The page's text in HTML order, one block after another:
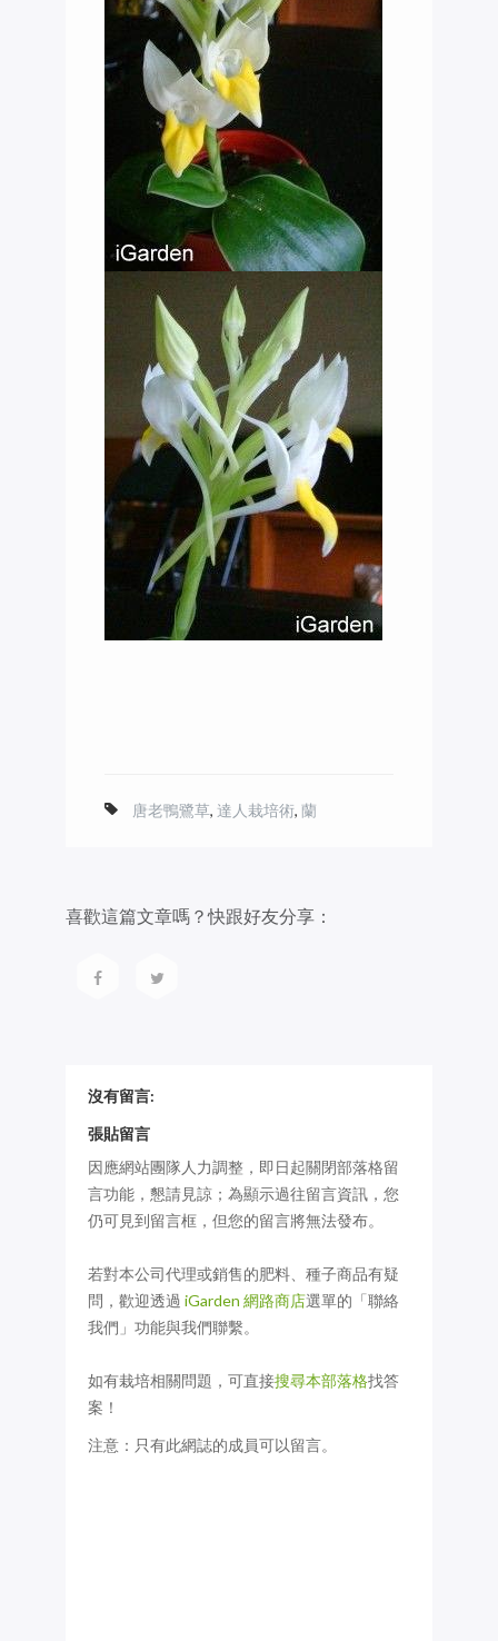
唐老鴨鷺草, 達人栽培術, 蘭
喜歡這篇文章嗎？快跟好友分享：
沒有留言:
張貼留言
因應網站團隊人力調整，即日起關閉部落格留
言功能，懇請見諒；為顯示過往留言資訊，您
仍可見到留言框，但您的留言將無法發布。
若對本公司代理或銷售的肥料、種子商品有疑
問，歡迎透過 iGarden 網路商店選單的「聯絡
我們」功能與我們聯繫。
如有栽培相關問題，可直接搜尋本部落格找答
案！
注意：只有此網誌的成員可以留言。